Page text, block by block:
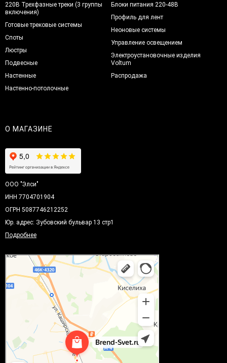
220В Трехфазные треки (3 группы
включения)
Готовые трековые системы
Споты
Люстры
Подвесные
Настенные
Настенно-потолочные
Блоки питания 220-48В
Профиль для лент
Неоновые системы
Управление освещением
Электроустановочные изделия
Voltum
Распродажа
О МАГАЗИНЕ
ООО "Элси"
ИНН 7704701904
ОГРН 5087746212252
Юр. адрес: Зубовский бульвар 13 стр1
Подробнее